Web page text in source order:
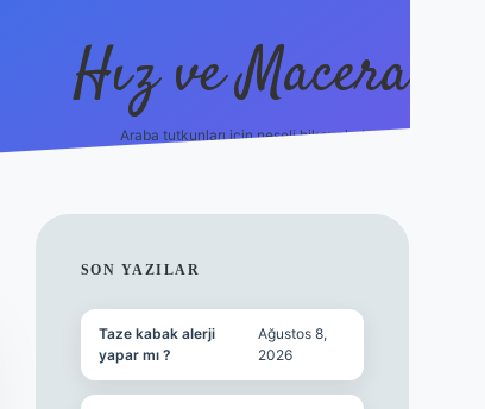
Hız ve Macera
Araba tutkunları için neşeli hikayeler!
SIDEBAR
SON YAZILAR
Taze kabak alerji
yapar mı ?
Ağustos 8,
2026
hiltonbet güncel giriş